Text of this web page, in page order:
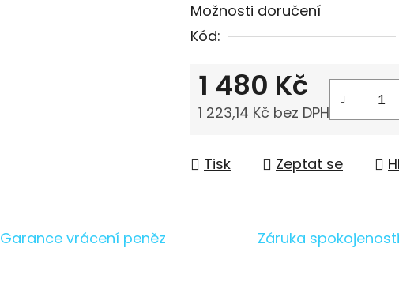
Možnosti doručení
Kód:
1 480 Kč
1 223,14 Kč bez DPH
Tisk Zeptat se
Garance vrácení peněz Záruka spokojenosti